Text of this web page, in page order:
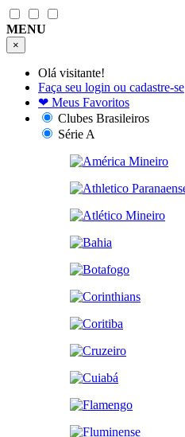
MENU
×
Olá visitante!
Faça seu login ou cadastre-se
❤ Meus Favoritos
Clubes Brasileiros
Série A